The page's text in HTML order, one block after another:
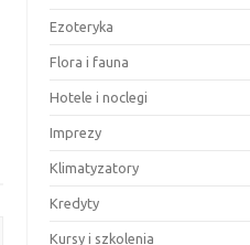
Ezoteryka
Flora i fauna
Hotele i noclegi
Imprezy
Klimatyzatory
Kredyty
Kursy i szkolenia